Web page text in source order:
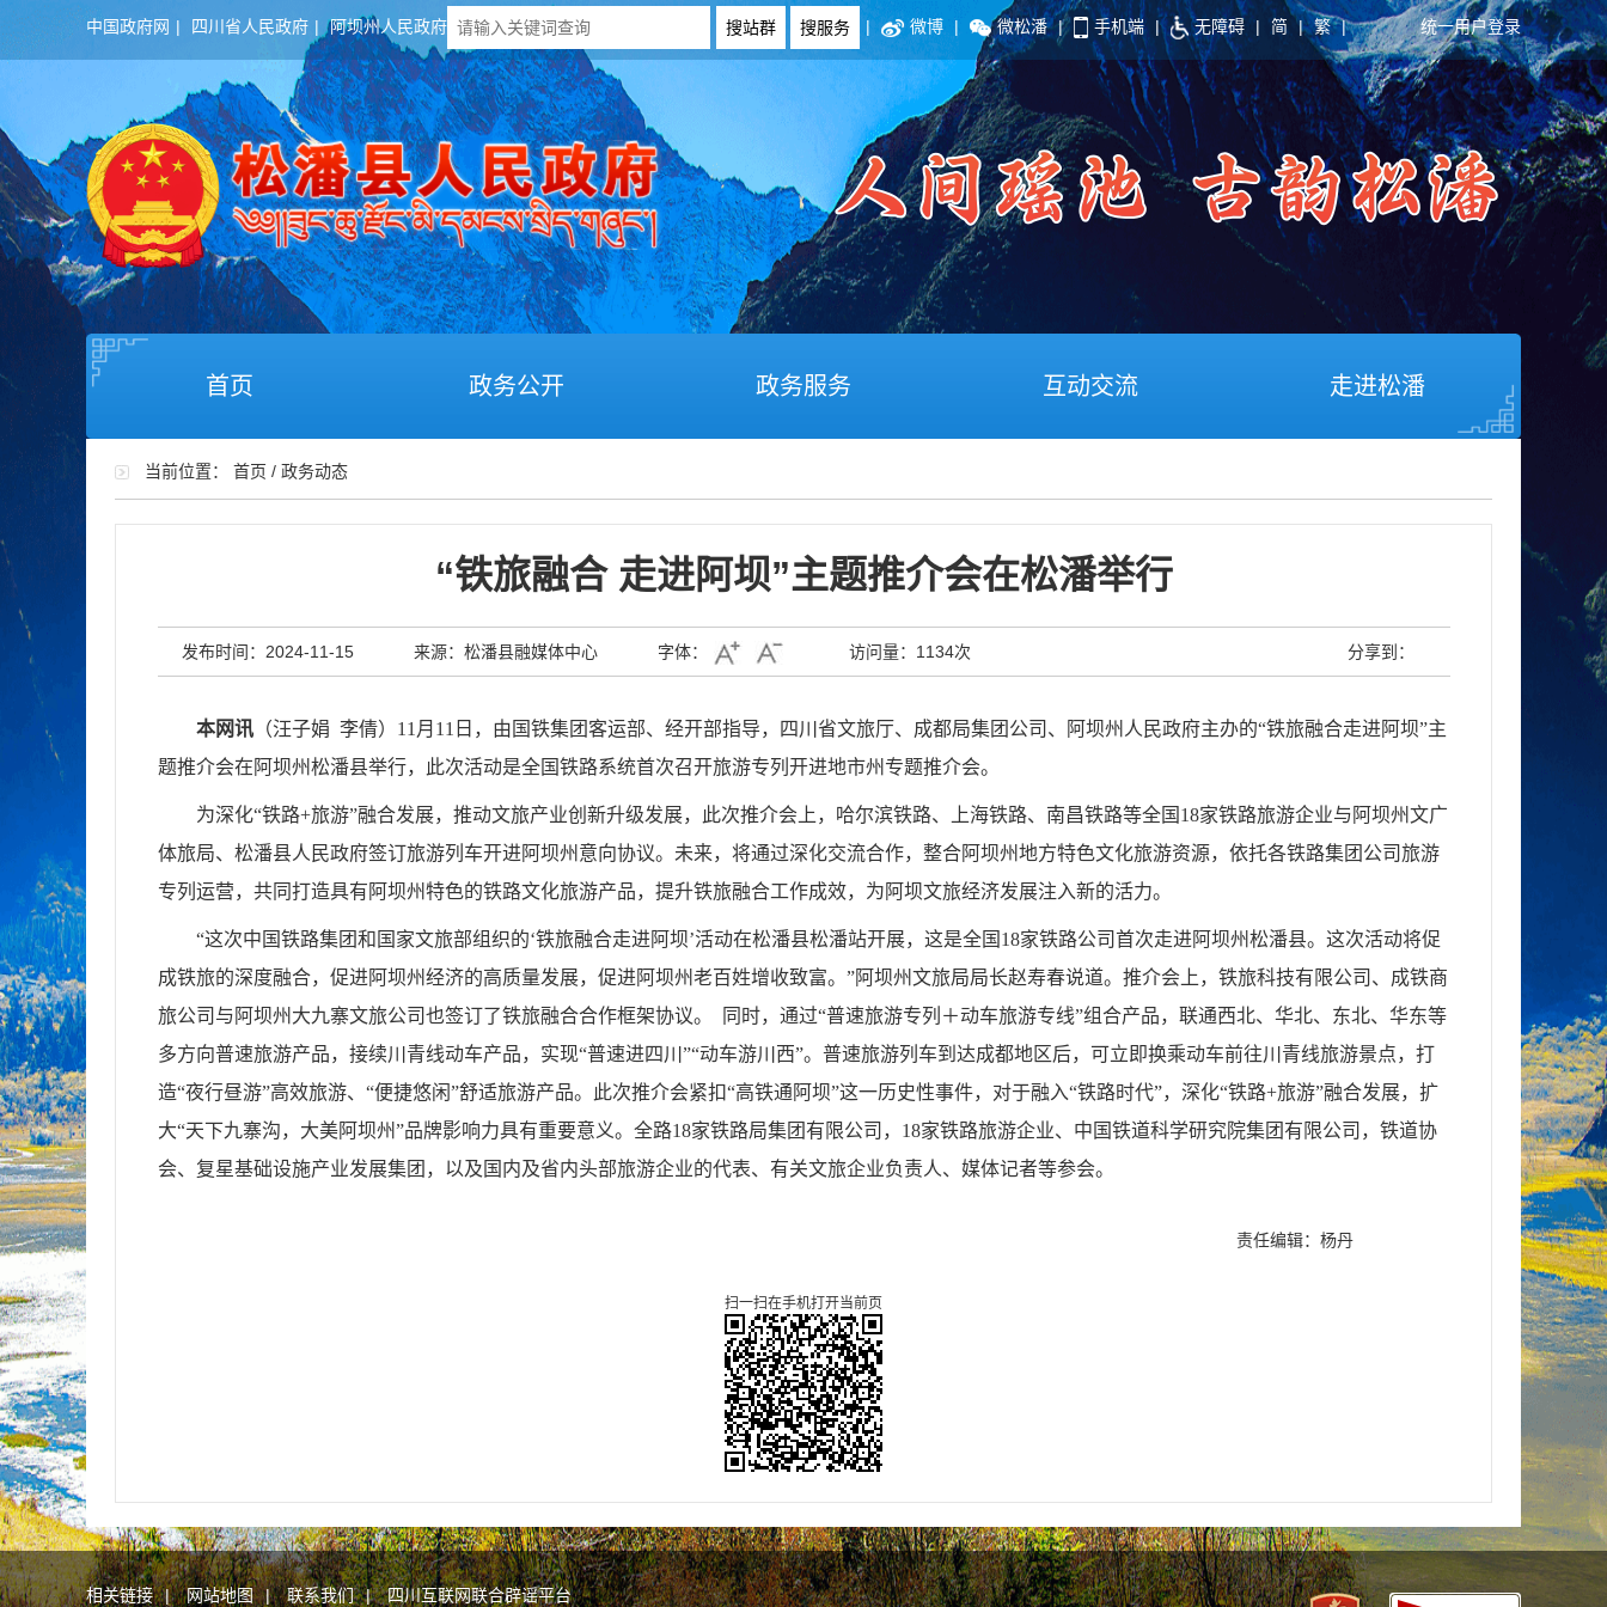
中国政府网 | 四川省人民政府 | 阿坝州人民政府 | 微博 | 微松潘 | 手机端 | 无障碍 | 简 | 繁 | 统一用户登录
首页 政务公开 政务服务 互动交流 走进松潘
当前位置： 首页 / 政务动态
“铁旅融合 走进阿坝”主题推介会在松潘举行
发布时间：2024-11-15 来源：松潘县融媒体中心 字体： 访问量： 1134次 分享到：
本网讯（汪子娟 李倩） 11月11日，由国铁集团客运部、经开部指导，四川省文旅厅、成都局集团公司、阿坝州人民政府主办的“铁旅融合走进阿坝”主
题推介会在阿坝州松潘县举行，此次活动是全国铁路系统首次召开旅游专列开进地市州专题推介会。
为深化“铁路+旅游”融合发展，推动文旅产业创新升级发展，此次推介会上，哈尔滨铁路、上海铁路、南昌铁路等全国18家铁路旅游企业与阿坝州文广
体旅局、松潘县人民政府签订旅游列车开进阿坝州意向协议。未来，将通过深化交流合作，整合阿坝州地方特色文化旅游资源，依托各铁路集团公司旅游
专列运营，共同打造具有阿坝州特色的铁路文化旅游产品，提升铁旅融合工作成效，为阿坝文旅经济发展注入新的活力。
“这次中国铁路集团和国家文旅部组织的‘铁旅融合走进阿坝’活动在松潘县松潘站开展，这是全国18家铁路公司首次走进阿坝州松潘县。这次活动将促
成铁旅的深度融合，促进阿坝州经济的高质量发展，促进阿坝州老百姓增收致富。”阿坝州文旅局局长赵寿春说道。推介会上，铁旅科技有限公司、成铁商
旅公司与阿坝州大九寨文旅公司也签订了铁旅融合合作框架协议。
同时，通过“普速旅游专列＋动车旅游专线”组合产品，联通西北、华北、东北、华东等
多方向普速旅游产品，接续川青线动车产品，实现“普速进四川”“动车游川西”。普速旅游列车到达成都地区后，可立即换乘动车前往川青线旅游景点，打
造“夜行昼游”高效旅游、“便捷悠闲”舒适旅游产品。此次推介会紧扣“高铁通阿坝”这一历史性事件，对于融入“铁路时代”，深化“铁路+旅游”融合发展，扩
大“天下九寨沟，大美阿坝州”品牌影响力具有重要意义。全路18家铁路局集团有限公司，18家铁路旅游企业、中国铁道科学研究院集团有限公司，铁道协
会、复星基础设施产业发展集团，以及国内及省内头部旅游企业的代表、有关文旅企业负责人、媒体记者等参会。
责任编辑：杨丹
扫一扫在手机打开当前页
相关链接 | 网站地图 | 联系我们 | 四川互联网联合辟谣平台